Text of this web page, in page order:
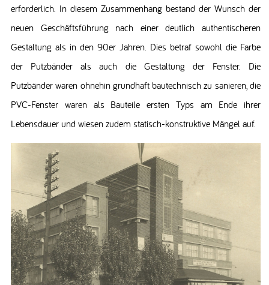
erforderlich. In diesem Zusammenhang bestand der Wunsch der
neuen Geschäftsführung nach einer deutlich authentischeren
Gestaltung als in den 90er Jahren. Dies betraf sowohl die Farbe
der Putzbänder als auch die Gestaltung der Fenster. Die
Putzbänder waren ohnehin grundhaft bautechnisch zu sanieren, die
PVC-Fenster waren als Bauteile ersten Typs am Ende ihrer
Lebensdauer und wiesen zudem statisch-konstruktive Mängel auf.